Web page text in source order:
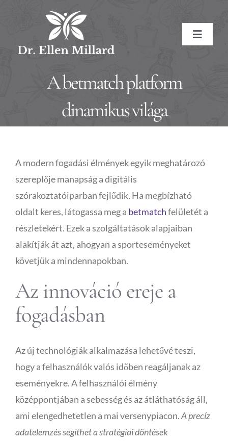
Toggle
ABOUT
Naturopathic Medicine
Conditions Treated
Treatment Methods
Treatment Pricing
RESOURCES
Affiliate Links
Meditations
Publicity
Functional Labs
Ellen’s Journal
BOOK NOW
CONTACT
A betmatch platform
dinamikus világa
A modern fogadási élmények egyik meghatározó
szereplője manapság a digitális
szórakoztatóiparban fejlődik. Ha megbízható
oldalt keres, látogassa meg a betmatchfelületét a
részletekért. Ezek a szolgáltatások alapjaiban
alakítják át azt, ahogyan a sporteseményeket
követjük a mindennapokban.
Az innováció ereje a
fogadásban
Az új technológiák alkalmazása lehetővé teszi,
hogy a felhasználók valós időben reagáljanak az
eseményekre. A felhasználói élmény
középpontjában a sebesség és az átláthatóság áll,
ami elengedhetetlen a mai versenypiacon.A precíz
adatelemzés segíthet a stratégiai döntések